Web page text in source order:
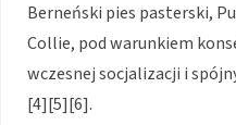
Berneński pies pasterski,
Collie, pod warunkiem
wczesnej socjalizacji i
[4][5][6].